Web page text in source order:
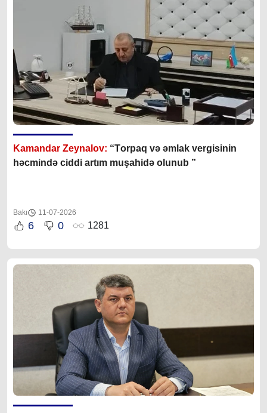
Kamandar Zeynalov: “Torpaq və əmlak vergisinin
həcmində ciddi artım muşahidə olunub ”
Bakı 11-07-2026
6 0 1281